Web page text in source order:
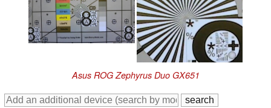
Asus ROG Zephyrus Duo GX651